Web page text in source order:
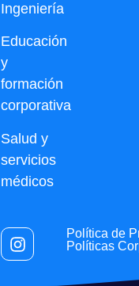
Ingeniería
Educación
y
formación
corporativa
Salud y
servicios
médicos
Política de
Políticas